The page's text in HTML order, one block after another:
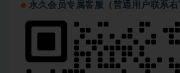
永久会员专属客服（普通用户联系右